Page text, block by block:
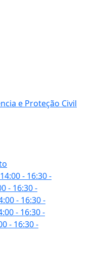
e Proteção Civil
14:00 - 16:30-
- 16:30-
- 16:30-
- 16:30-
- 16:30-